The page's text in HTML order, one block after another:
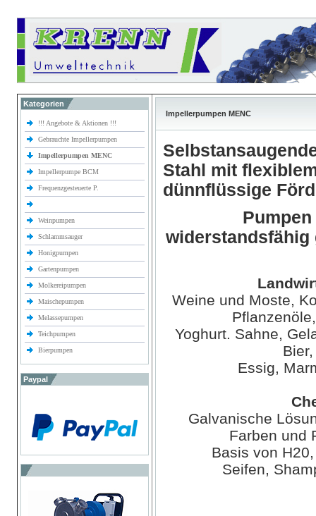
Kategorien
!!! Angebote & Aktionen !!!
Gebrauchte Impellerpumpen
Impellerpumpen MENC
Impellerpumpe BCM
Frequenzgesteuerte P.
Weinpumpen
Schlammsauger
Honigpumpen
Gartenpumpen
Molkereipumpen
Maischepumpen
Melassepumpen
Teichpumpen
Bierpumpen
Paypal
Impellerpumpen MENC
Stahl mit
dünnflüssige
widerstandsfähig
Weine und Moste,
Yoghurt. Sahne,
Essig,
Galvanische
Farben und
Basis von
Seifen,